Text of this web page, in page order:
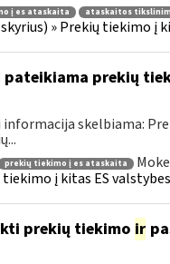
į es ataskaita ataskaitos
» Prekių tiekimo į
prekių
informacija skelbiama:
prekių tiekimo į es ataskaita
į kitas ES
prekių tiekimo ir